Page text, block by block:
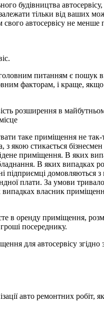
будівництва
тільки від ваших
свого автосервісу не менше
головним питанням є
факторам, і краще,
розширення в
таке приміщення не
якою стикається бізнесмен
приміщення. В яких
В яких випадках
підприємці домовляються
плати. За умови
власник
в оренду приміщення,
посереднику.
для автосервісу згідно
авто ремонтних